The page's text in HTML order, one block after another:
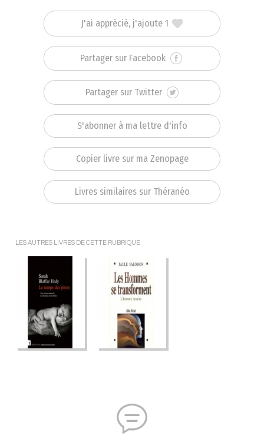
J'ai apprécié, j'ajoute 1
Partager sur Facebook
Partager sur Twitter
S'abonner à ma lettre d'info
Copier livre sur ma Zenopage
Livres similaires sur Théranéo
LES AUTRES LIVRES DE CETTE RUBRIQUE